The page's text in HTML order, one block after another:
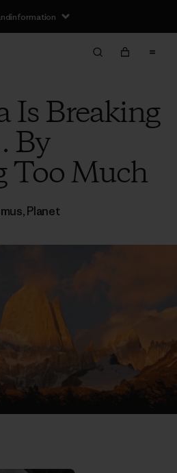
Is Breaking
By
Too Much
,Planet